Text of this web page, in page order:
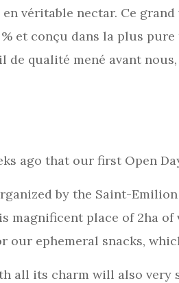
véritable nectar. Ce
et conçu dans la plus
de qualité mené avant
ago that our first Open
by the Saint-
magnificent place of 2ha
our ephemeral snacks,
all its charm will also very